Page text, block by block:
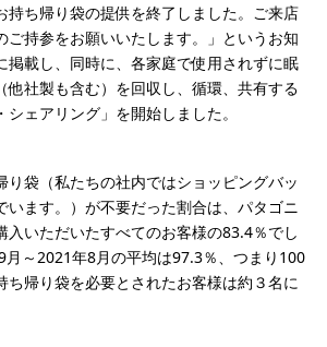
持ち帰り袋の提供を終了しました。ご来店
ご持参をお願いいたします。」というお知
掲載し、同時に、各家庭で使用されずに眠
他社製も含む）を回収し、循環、共有する
ェアリング」を開始しました。
り袋（私たちの社内ではショッピングバッ
います。）が不要だった割合は、パタゴニ
入いただいたすべてのお客様の83.4％でし
月～2021年8月の平均は97.3％、つまり100
ち帰り袋を必要とされたお客様は約３名に